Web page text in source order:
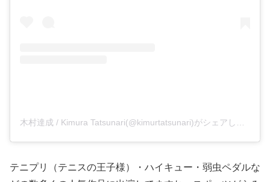
テニプリ（テニスの王子様）・ハイキュー・弱虫ペダルな